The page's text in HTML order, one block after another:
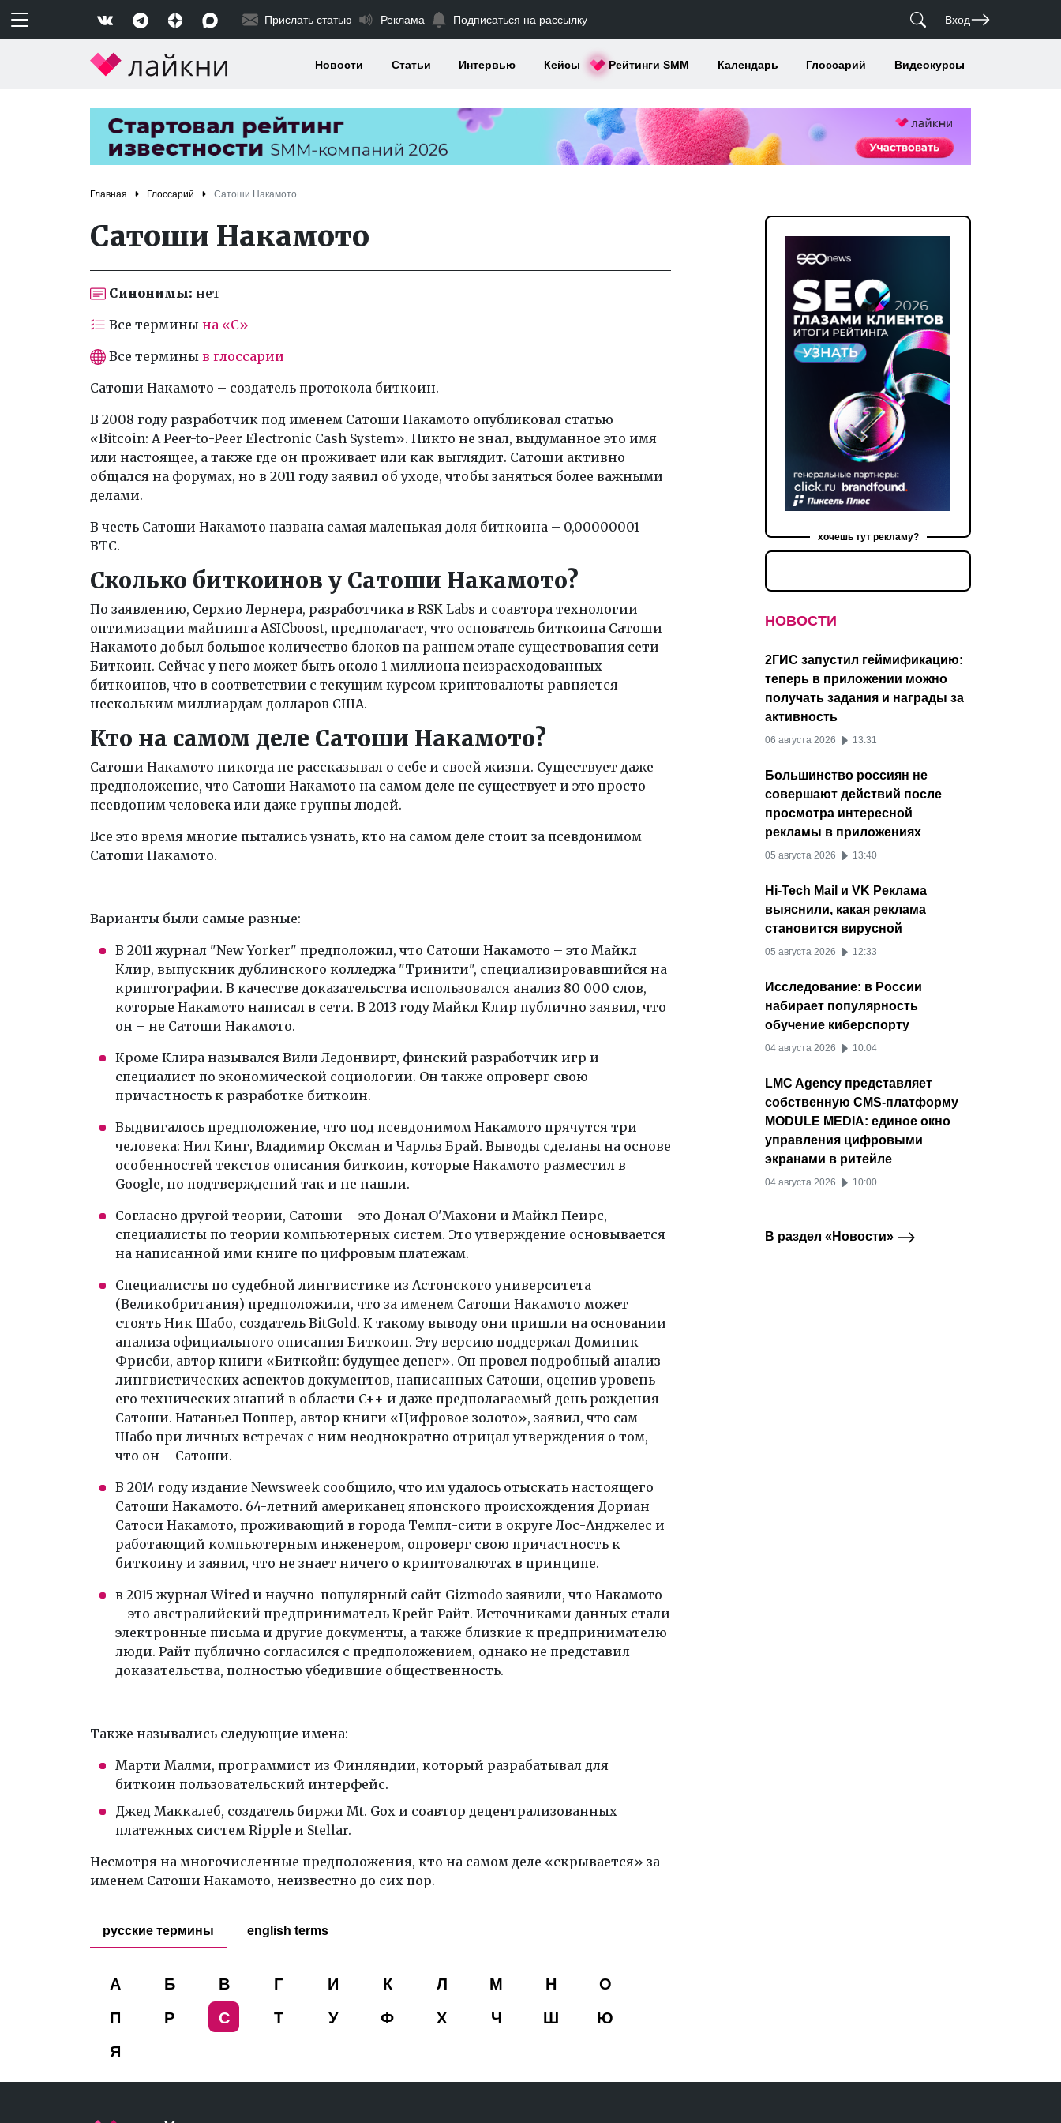
Прислать статью Реклама Подписаться на рассылку Вход
Новости Статьи Интервью Кейсы Рейтинги SMM Календарь Глоссарий Видеокурсы
Главная Глоссарий Сатоши Накамото
Сатоши Накамото
Синонимы: нет
Все термины на «С»
Все термины в глоссарии
Сатоши Накамото – создатель протокола биткоин.
В 2008 году разработчик под именем Сатоши Накамото опубликовал статью
«Bitcoin: A Peer-to-Peer Electronic Cash System». Никто не знал, выдуманное это имя
или настоящее, а также где он проживает или как выглядит. Сатоши активно
общался на форумах, но в 2011 году заявил об уходе, чтобы заняться более важными
делами.
В честь Сатоши Накамото названа самая маленькая доля биткоина – 0,00000001
BTC.
Сколько биткоинов у Сатоши Накамото?
По заявлению, Серхио Лернера, разработчика в RSK Labs и соавтора технологии
оптимизации майнинга ASICboost, предполагает, что основатель биткоина Сатоши
Накамото добыл большое количество блоков на раннем этапе существования сети
Биткоин. Сейчас у него может быть около 1 миллиона неизрасходованных
биткоинов, что в соответствии с текущим курсом криптовалюты равняется
нескольким миллиардам долларов США.
Кто на самом деле Сатоши Накамото?
Сатоши Накамото никогда не рассказывал о себе и своей жизни. Существует даже
предположение, что Сатоши Накамото на самом деле не существует и это просто
псевдоним человека или даже группы людей.
Все это время многие пытались узнать, кто на самом деле стоит за псевдонимом
Сатоши Накамото.
Варианты были самые разные:
В 2011 журнал "New Yorker" предположил, что Сатоши Накамото – это Майкл
Клир, выпускник дублинского колледжа "Тринити", специализировавшийся на
криптографии. В качестве доказательства использовался анализ 80 000 слов,
которые Накамото написал в сети. В 2013 году Майкл Клир публично заявил, что
он – не Сатоши Накамото.
Кроме Клира назывался Вили Ледонвирт, финский разработчик игр и
специалист по экономической социологии. Он также опроверг свою
причастность к разработке биткоин.
Выдвигалось предположение, что под псевдонимом Накамото прячутся три
человека: Нил Кинг, Владимир Оксман и Чарльз Брай. Выводы сделаны на основе
особенностей текстов описания биткоин, которые Накамото разместил в
Google, но подтверждений так и не нашли.
Согласно другой теории, Сатоши – это Донал О'Махони и Майкл Пеирс,
специалисты по теории компьютерных систем. Это утверждение основывается
на написанной ими книге по цифровым платежам.
Специалисты по судебной лингвистике из Астонского университета
(Великобритания) предположили, что за именем Сатоши Накамото может
стоять Ник Шабо, создатель BitGold. К такому выводу они пришли на основании
анализа официального описания Биткоин. Эту версию поддержал Доминик
Фрисби, автор книги «Биткойн: будущее денег». Он провел подробный анализ
лингвистических аспектов документов, написанных Сатоши, оценив уровень
его технических знаний в области C++ и даже предполагаемый день рождения
Сатоши. Натаньел Поппер, автор книги «Цифровое золото», заявил, что сам
Шабо при личных встречах с ним неоднократно отрицал утверждения о том,
что он – Сатоши.
В 2014 году издание Newsweek сообщило, что им удалось отыскать настоящего
Сатоши Накамото. 64-летний американец японского происхождения Дориан
Сатоси Накамото, проживающий в города Темпл-сити в округе Лос-Анджелес и
работающий компьютерным инженером, опроверг свою причастность к
биткоину и заявил, что не знает ничего о криптовалютах в принципе.
в 2015 журнал Wired и научно-популярный сайт Gizmodo заявили, что Накамото
– это австралийский предприниматель Крейг Райт. Источниками данных стали
электронные письма и другие документы, а также близкие к предпринимателю
люди. Райт публично согласился с предположением, однако не представил
доказательства, полностью убедившие общественность.
Также назывались следующие имена:
Марти Малми, программист из Финляндии, который разрабатывал для
биткоин пользовательский интерфейс.
Джед Маккалеб, создатель биржи Mt. Gox и соавтор децентрализованных
платежных систем Ripple и Stellar.
Несмотря на многочисленные предположения, кто на самом деле «скрывается» за
именем Сатоши Накамото, неизвестно до сих пор.
русские термины english terms
А Б В Г И К Л М Н
О
П
Р С Т У Ф Х Ч Ш
Ю
Я
хочешь тут рекламу?
НОВОСТИ
2ГИС запустил геймификацию:
теперь в приложении можно
получать задания и награды за
активность
06 августа 2026 13:31
Большинство россиян не
совершают действий после
просмотра интересной
рекламы в приложениях
05 августа 2026 13:40
Hi-Tech Mail и VK Реклама
выяснили, какая реклама
становится вирусной
05 августа 2026 12:33
Исследование: в России
набирает популярность
обучение киберспорту
04 августа 2026 10:04
LMC Agency представляет
собственную CMS-платформу
MODULE MEDIA: единое окно
управления цифровыми
экранами в ритейле
04 августа 2026 10:00
В раздел «Новости»